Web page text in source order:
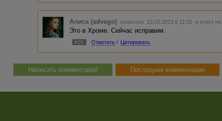
Алиса (advego) написала 15.03.2013 в 11:55 в ответ
Это в Хроме. Сейчас исправим.
#19 Ответить / Цитировать
Написать комментарий Последние комментарии